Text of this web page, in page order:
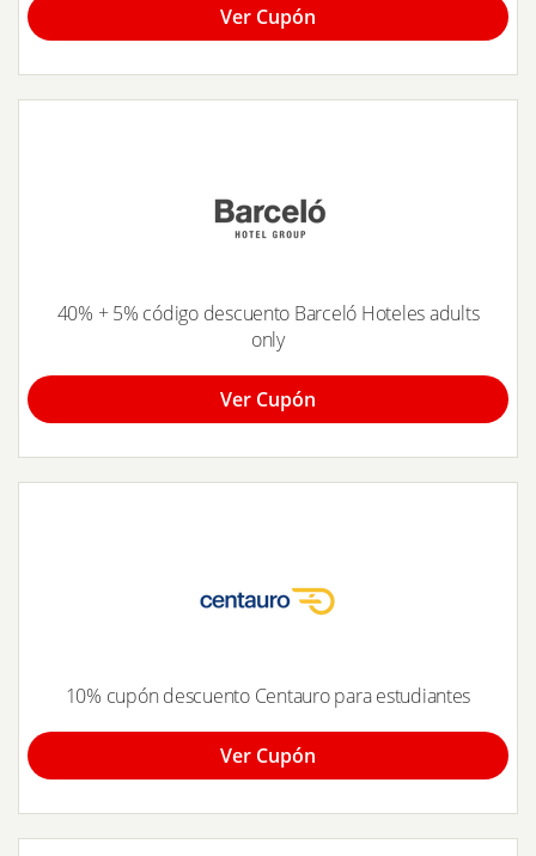
Ver Cupón
40% + 5% código descuento Barceló Hoteles adults
only
Ver Cupón
10% cupón descuento Centauro para estudiantes
Ver Cupón